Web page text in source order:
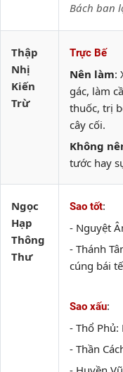
Bách ban
Thập
Nhị
Kiến
Trừ
Trực Bế
Nên làm:
gác, làm
thuốc, trị
cây cối.
Không
tước hay
Ngọc
Hạp
Thông
Thư
Sao tốt:
- Nguyệt
- Thánh
cúng bái
Sao xấu:
- Thổ
- Thần